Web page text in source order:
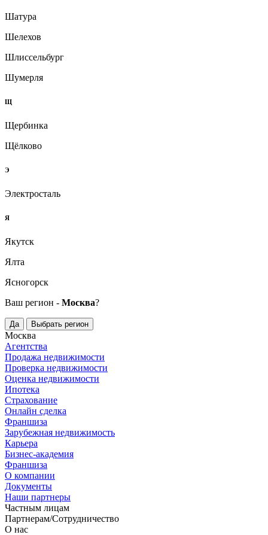
Шатура
Шелехов
Шлиссельбург
Шумерля
Щ
Щербинка
Щёлково
Э
Электросталь
Я
Якутск
Ялта
Ясногорск
Ваш регион - Москва?
Да Выбрать регион
Москва
Агентства
Продажа недвижимости
Проверка недвижимости
Оценка недвижимости
Ипотека
Страхование
Онлайн сделка
Франшиза
Зарубежная недвижимость
Карьера
Бизнес-академия
Франшиза
О компании
Документы
Наши партнеры
Частным лицам
Партнерам/Сотрудничество
О нас